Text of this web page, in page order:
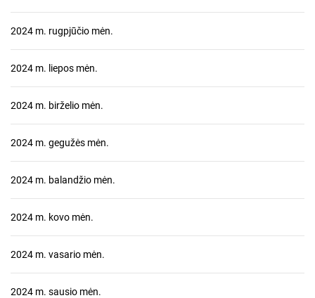
2024 m. rugpjūčio mėn.
2024 m. liepos mėn.
2024 m. birželio mėn.
2024 m. gegužės mėn.
2024 m. balandžio mėn.
2024 m. kovo mėn.
2024 m. vasario mėn.
2024 m. sausio mėn.